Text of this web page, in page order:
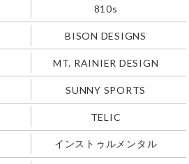
810s
BISON DESIGNS
MT. RAINIER DESIGN
SUNNY SPORTS
TELIC
インストゥルメンタル